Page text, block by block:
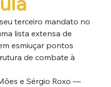
terceiro mandato no
lista extensa de
esmiuçar pontos
de combate à
e Sérgio Roxo —